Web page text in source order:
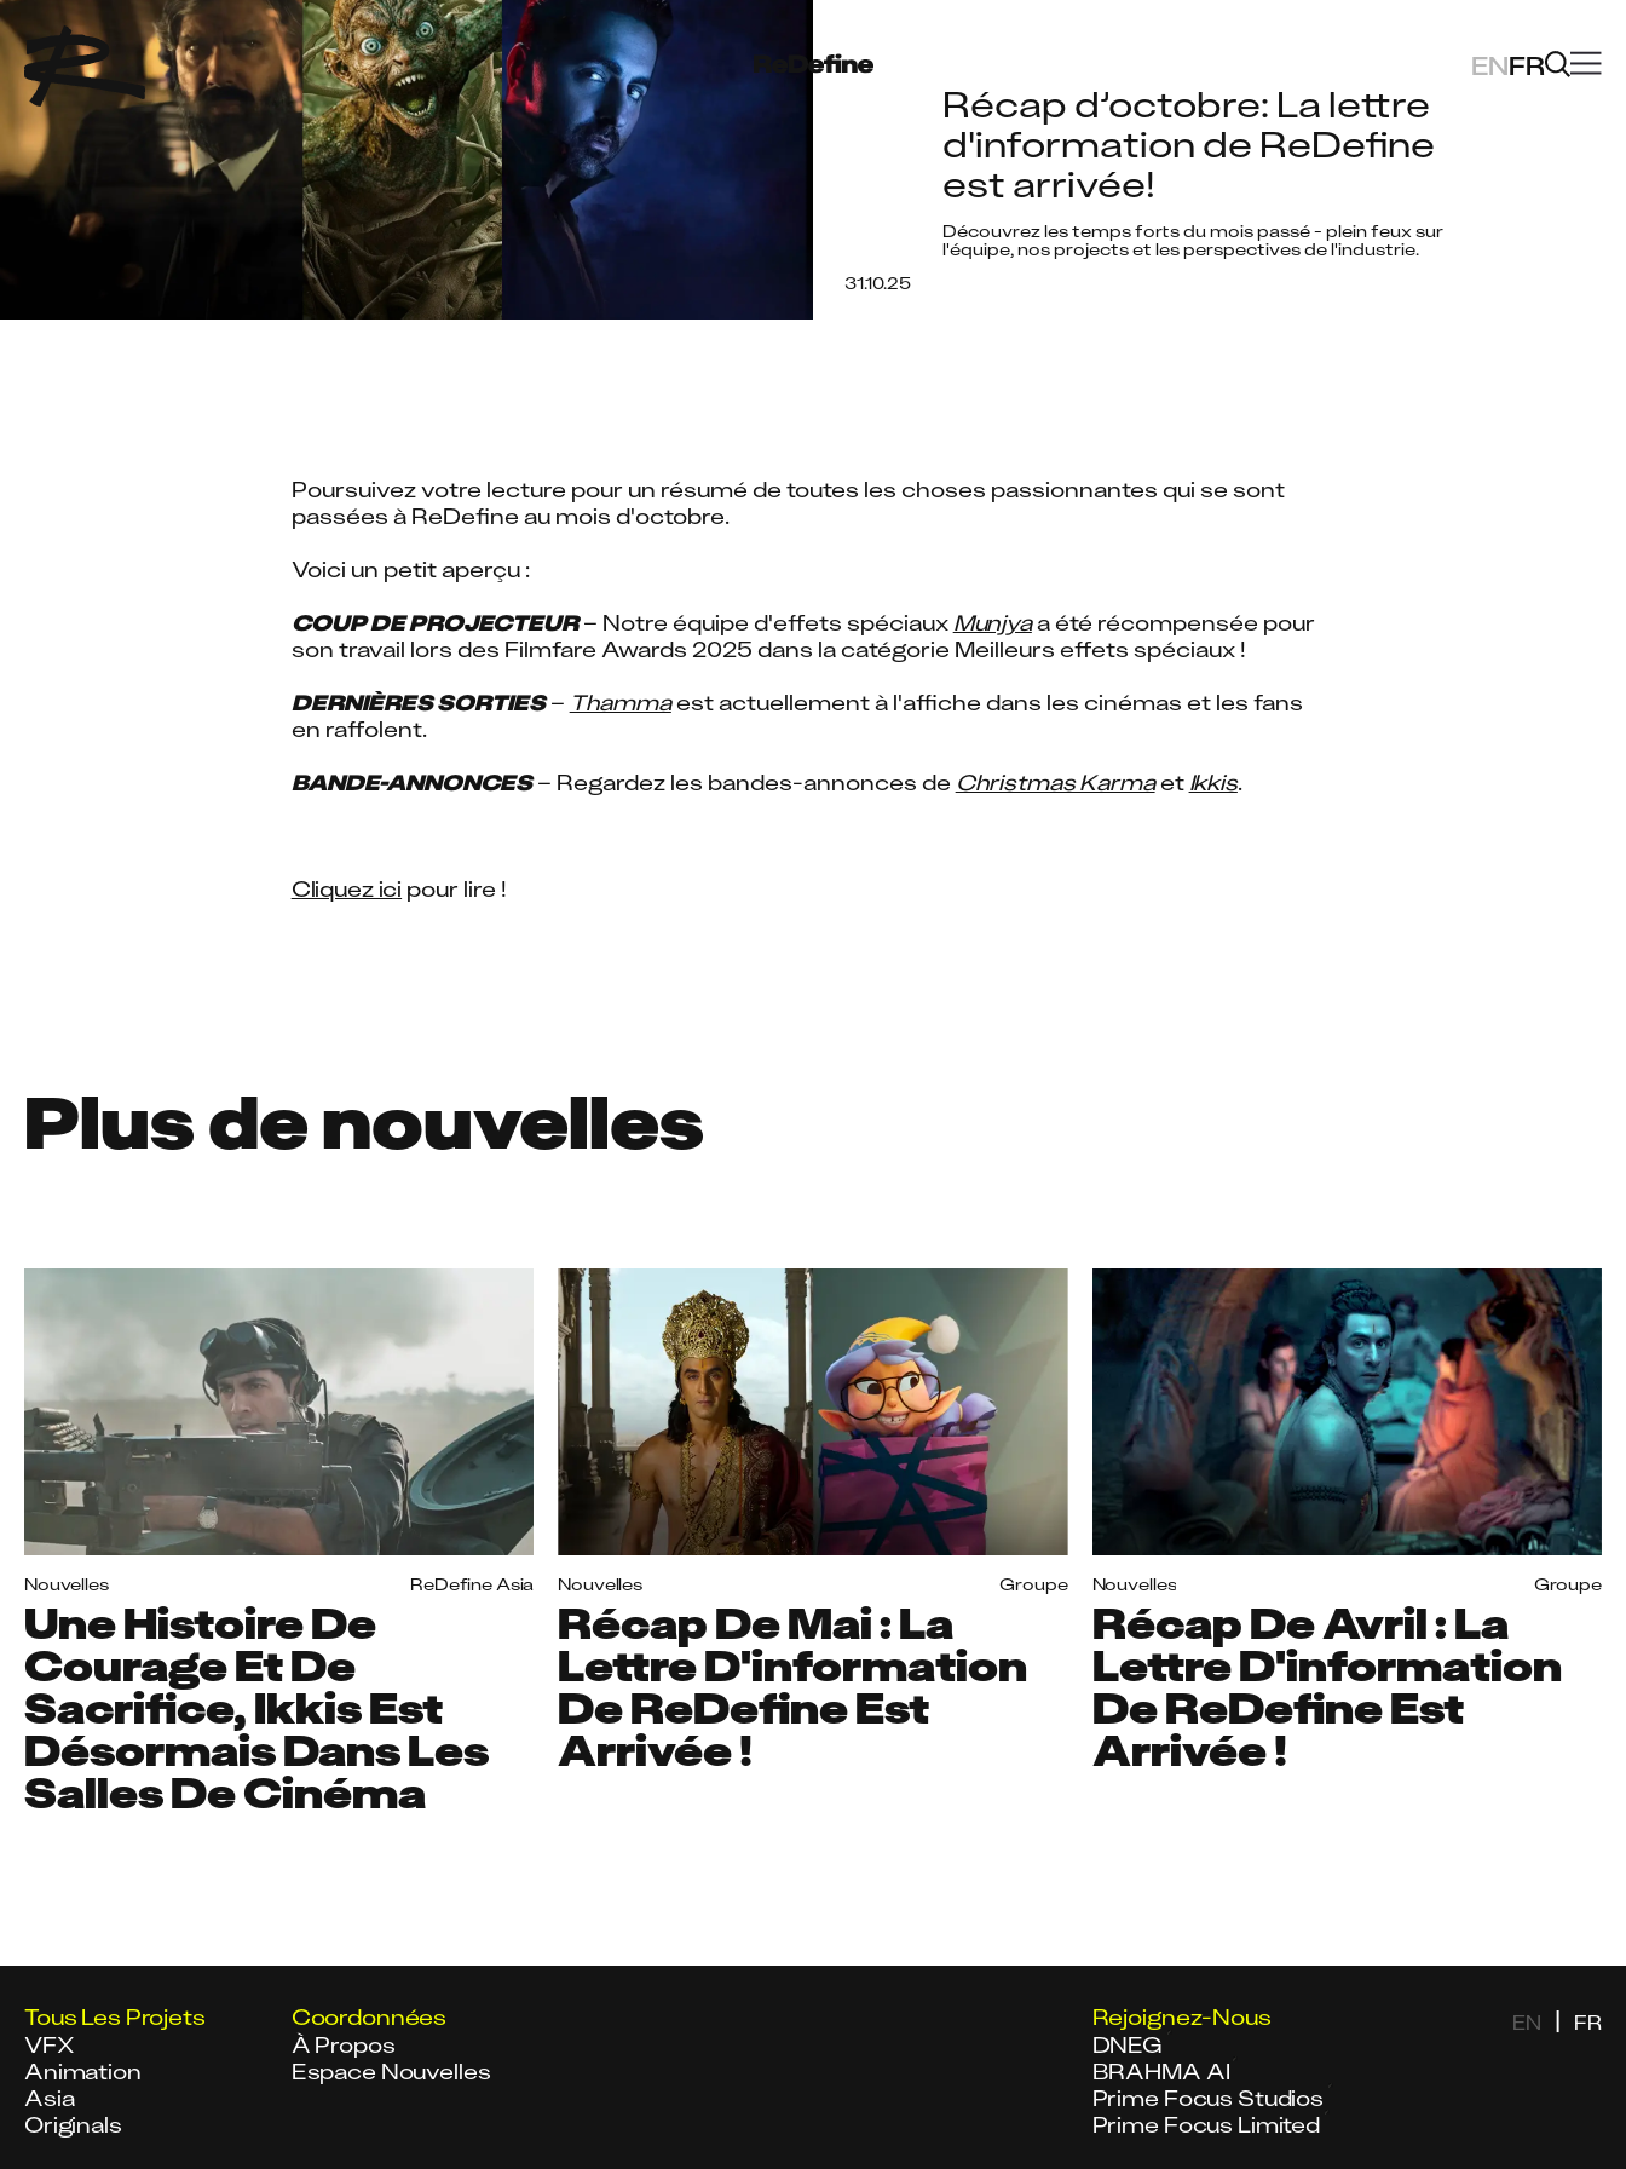
ENFR
31.10.25
Récap d’octobre: La lettre
d'information de ReDefine
est arrivée!
Découvrez les temps forts du mois passé - plein feux sur
l'équipe, nos projects et les perspectives de l'industrie.
Poursuivez votre lecture pour un résumé de toutes les choses passionnantes qui se sont
passées à ReDefine au mois d'octobre.
Voici un petit aperçu :
COUP DE PROJECTEUR – Notre équipe d'effets spéciaux Munjya a été récompensée pour
son travail lors des Filmfare Awards 2025 dans la catégorie Meilleurs effets spéciaux !
DERNIÈRES SORTIES – Thamma est actuellement à l'affiche dans les cinémas et les fans
en raffolent.
BANDE-ANNONCES – Regardez les bandes-annonces de Christmas Karma et Ikkis.
Cliquez ici pour lire !
Plus de nouvelles
Nouvelles ReDefine Asia
Une Histoire De
Courage Et De
Sacrifice, Ikkis Est
Désormais Dans Les
Salles De Cinéma
Nouvelles Groupe
Récap De Mai : La
Lettre D'information
De ReDefine Est
Arrivée !
Nouvelles Groupe
Récap De Avril : La
Lettre D'information
De ReDefine Est
Arrivée !
Tous Les Projets
VFX
Animation
Asia
Originals
Coordonnées
À Propos
Espace Nouvelles
Rejoignez-Nous
DNEG
BRAHMA AI
Prime Focus Studios
Prime Focus Limited
EN | FR